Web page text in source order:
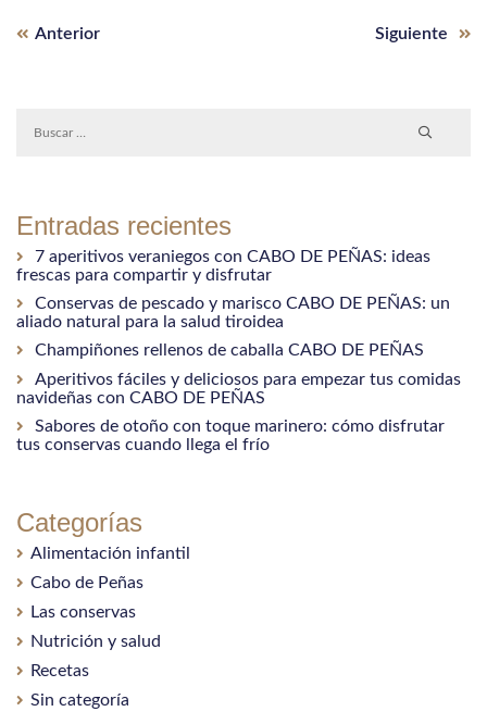
Navegación
Entrada
Anterior
Siguiente
Siguiente
Entradas recientes
7 aperitivos veraniegos con CABO DE PEÑAS: ideas
frescas para compartir y disfrutar
Conservas de pescado y marisco CABO DE PEÑAS: un
aliado natural para la salud tiroidea
Champiñones rellenos de caballa CABO DE PEÑAS
Aperitivos fáciles y deliciosos para empezar tus comidas
navideñas con CABO DE PEÑAS
Sabores de otoño con toque marinero: cómo disfrutar
tus conservas cuando llega el frío
Categorías
Alimentación infantil
Cabo de Peñas
Las conservas
Nutrición y salud
Recetas
Sin categoría